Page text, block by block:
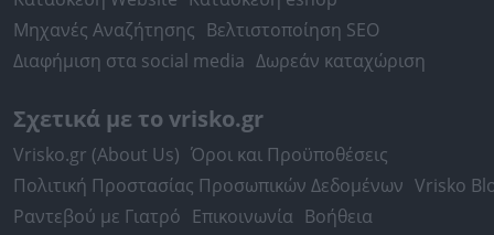
Μηχανές Αναζήτησης Βελτιστοποίηση SEO
Διαφήμιση στα social media Δωρεάν καταχώριση
Σχετικά με το vrisko.gr
Vrisko.gr (About Us) Όροι και Προϋποθέσεις
Πολιτική Προστασίας Προσωπικών Δεδομένων Vrisko
Ραντεβού με Γιατρό Επικοινωνία Βοήθεια